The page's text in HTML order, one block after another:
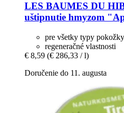
LES BAUMES DU
uštipnutie hmyzom
pre všetky typy pokožky
regeneračné vlastnosti
€ 8,59 (€ 286,33 / l)
Doručenie do 11. augusta